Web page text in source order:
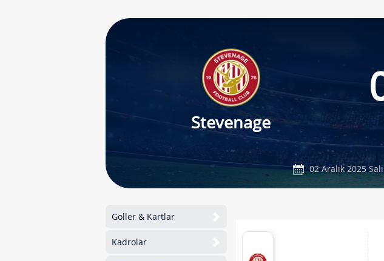
Stevenage
02 Aralık 2025 Salı
Goller & Kartlar
Kadrolar